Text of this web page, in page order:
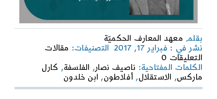
بقلم معهد المعارف الحكميّة
نشر في : فبراير 17, 2017
التصنيفات: مقالات
التعليقات 0
on
إبحار
في
المشروع
الكلمات المفتاحية: ناصيف نصار, الفلسفة, كارل
ماركس, الاستقلال, أفلاطون, ابن خلدون